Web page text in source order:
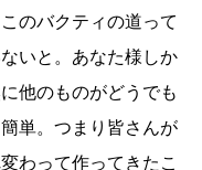
のバクティの道って
いと。あなた様しか
他のものがどうでも
単。つまり皆さんが
わって作ってきたこ